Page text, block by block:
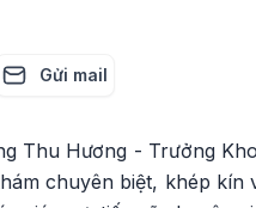
Gửi mail
Thu Hương - Trưởng
chuyên biệt, khép kín